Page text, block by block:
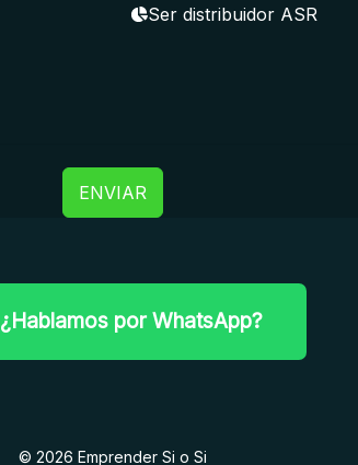
Ser distribuidor ASR
ENVIAR
¿Hablamos por WhatsApp?
© 2026 Emprender Si o Si